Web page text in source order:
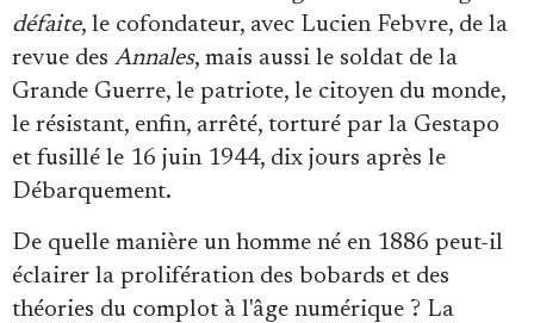
défaite, le cofondateur, avec Lucien Febvre, de la
revue des Annales, mais aussi le soldat de la
Grande Guerre, le patriote, le citoyen du monde,
le résistant, enfin, arrêté, torturé par la Gestapo
et fusillé le 16 juin 1944, dix jours après le
Débarquement.
De quelle manière un homme né en 1886 peut-il
éclairer la prolifération des bobards et des
théories du complot à l'âge numérique ? La